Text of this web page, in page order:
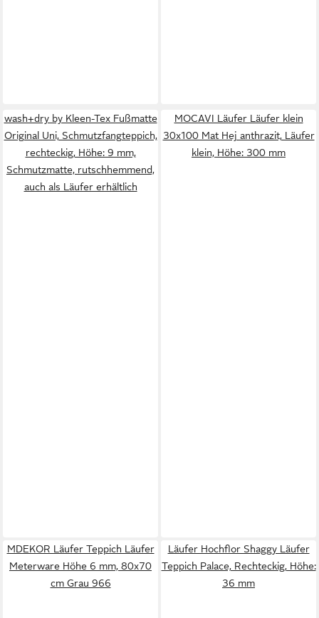
wash+dry by Kleen-Tex Fußmatte
Original Uni, Schmutzfangteppich,
rechteckig, Höhe: 9 mm,
Schmutzmatte, rutschhemmend,
auch als Läufer erhältlich
MOCAVI Läufer Läufer klein
30x100 Mat Hej anthrazit, Läufer
klein, Höhe: 300 mm
MDEKOR Läufer Teppich Läufer
Meterware Höhe 6 mm, 80x70
cm Grau 966
Läufer Hochflor Shaggy Läufer
Teppich Palace, Rechteckig, Höhe:
36 mm